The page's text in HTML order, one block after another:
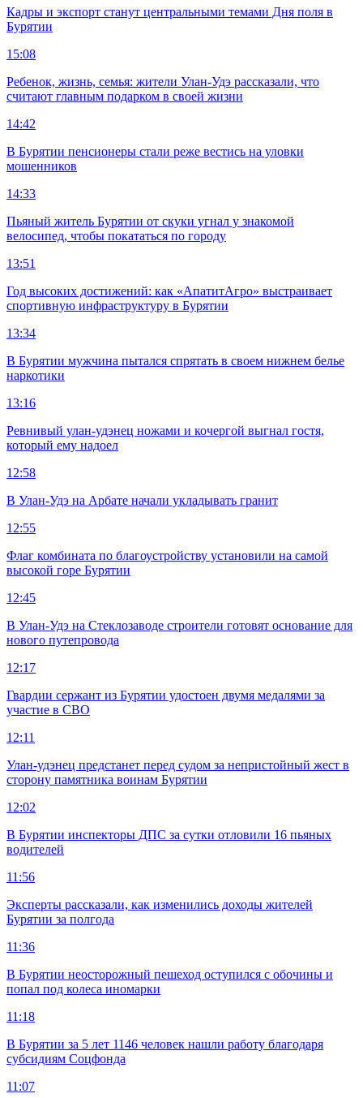
Кадры и экспорт станут центральными темами Дня поля в
Бурятии
15:08
Ребенок, жизнь, семья: жители Улан-Удэ рассказали, что
считают главным подарком в своей жизни
14:42
В Бурятии пенсионеры стали реже вестись на уловки
мошенников
14:33
Пьяный житель Бурятии от скуки угнал у знакомой
велосипед, чтобы покататься по городу
13:51
Год высоких достижений: как «АпатитАгро» выстраивает
спортивную инфраструктуру в Бурятии
13:34
В Бурятии мужчина пытался спрятать в своем нижнем белье
наркотики
13:16
Ревнивый улан-удэнец ножами и кочергой выгнал гостя,
который ему надоел
12:58
В Улан-Удэ на Арбате начали укладывать гранит
12:55
Флаг комбината по благоустройству установили на самой
высокой горе Бурятии
12:45
В Улан-Удэ на Стеклозаводе строители готовят основание для
нового путепровода
12:17
Гвардии сержант из Бурятии удостоен двумя медалями за
участие в СВО
12:11
Улан-удэнец предстанет перед судом за непристойный жест в
сторону памятника воинам Бурятии
12:02
В Бурятии инспекторы ДПС за сутки отловили 16 пьяных
водителей
11:56
Эксперты рассказали, как изменились доходы жителей
Бурятии за полгода
11:36
В Бурятии неосторожный пешеход оступился с обочины и
попал под колеса иномарки
11:18
В Бурятии за 5 лет 1146 человек нашли работу благодаря
субсидиям Соцфонда
11:07